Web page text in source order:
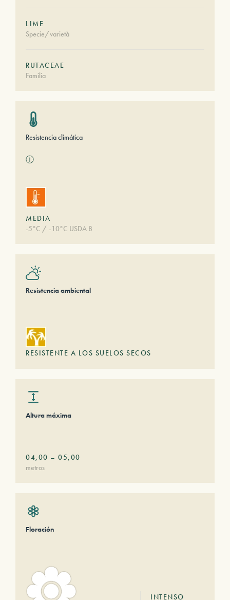
LIME
Specie/varietà
RUTACEAE
Familia
Resistencia climática
ⓘ
MEDIA
-5°C / -10°C USDA 8
Resistencia ambiental
RESISTENTE A LOS SUELOS SECOS
Altura máxima
04,00 – 05,00
metros
Floración
INTENSO